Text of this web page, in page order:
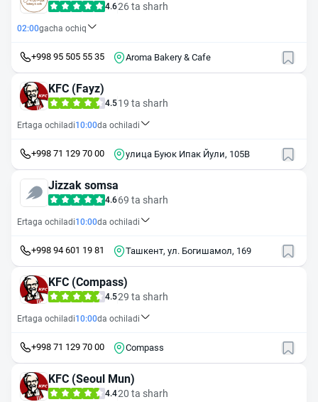
4.626 ta sharh
02:00gacha ochiq
+998 95 505 55 35 Aroma Bakery & Cafe
KFC (Fayz)
4.519 ta sharh
Ertaga ochiladi10:00da ochiladi
+998 71 129 70 00 улица Буюк Ипак Йули, 105В
Jizzak somsa
4.669 ta sharh
Ertaga ochiladi10:00da ochiladi
+998 94 601 19 81 Ташкент, ул. Богишамол, 169
KFC (Compass)
4.529 ta sharh
Ertaga ochiladi10:00da ochiladi
+998 71 129 70 00 Compass
KFC (Seoul Mun)
4.420 ta sharh